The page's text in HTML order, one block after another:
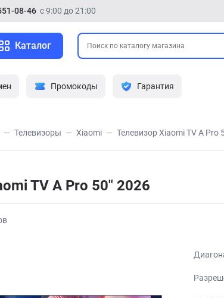
08-46 с 9:00 до 21:00
Каталог
Промокоды Гарантия
Телевизоры Xiaomi Телевизор Xiaomi TV A Pro
TV A Pro 50" 2026